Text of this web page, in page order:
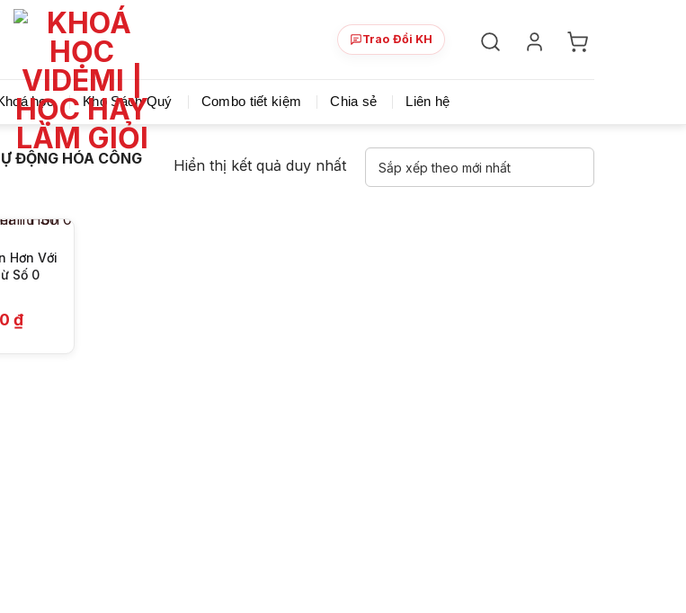
giúp bạn học tiết kiệm và tiến bộ hơn mỗi ngày! Chia sẻ khoá học giá rẻ cho những ai hạn hẹp
Trao Đổi KH
học Kho Sách Quý Combo tiết kiệm Chia sẻ Liên hệ
ĐỘNG HÓA CÔNG
Hiển thị kết quả duy nhất
Hơn Với
Từ Số 0
₫Giá
hiện